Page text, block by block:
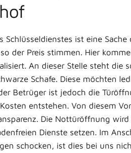
Schlüsseldienstes ist eine
der Preis stimmen. Hier
An dieser Stelle steht die
Schafe. Diese möchten
Betrüger ist jedoch die
entstehen. Von diesem
Die Nottüröffnung
Dienste setzen. Im
schocken, ist dies bei uns